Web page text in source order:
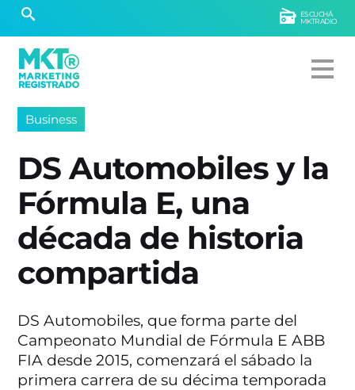
ESCUCHÁ
MKTRADIO
Business
DS Automobiles y la
Fórmula E, una
década de historia
compartida
DS Automobiles, que forma parte del
Campeonato Mundial de Fórmula E ABB
FIA desde 2015, comenzará el sábado la
primera carrera de su décima temporada